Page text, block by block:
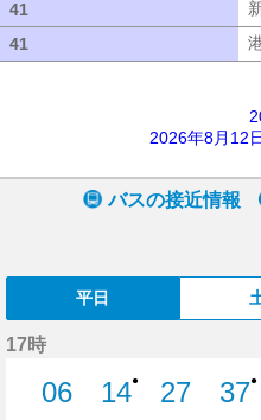
41
41
2026年8月12
バスの接近情報
平日
17時
06
14●
27
37●